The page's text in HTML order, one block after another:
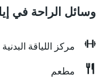
وسائل الراحة في
مركز اللياقة البدنية
مطعم